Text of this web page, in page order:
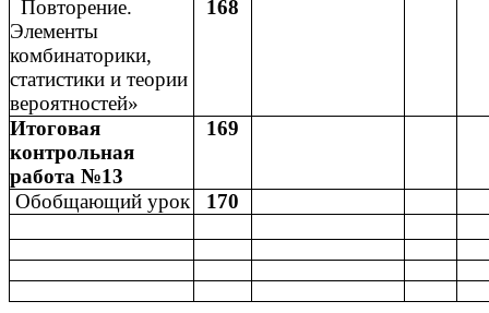
Повторение.
Элементы
комбинаторики,
статистики и теории
вероятностей»
168
Итоговая
контрольная
работа №13
169
Обобщающий урок 170